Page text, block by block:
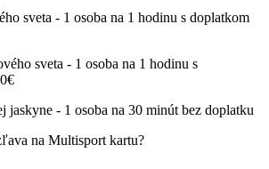
sveta - 1 osoba na 1 hodinu s doplatkom
sveta - 1 osoba na 1 hodinu s
jaskyne - 1 osoba na 30 minút bez doplatku
na Multisport kartu?